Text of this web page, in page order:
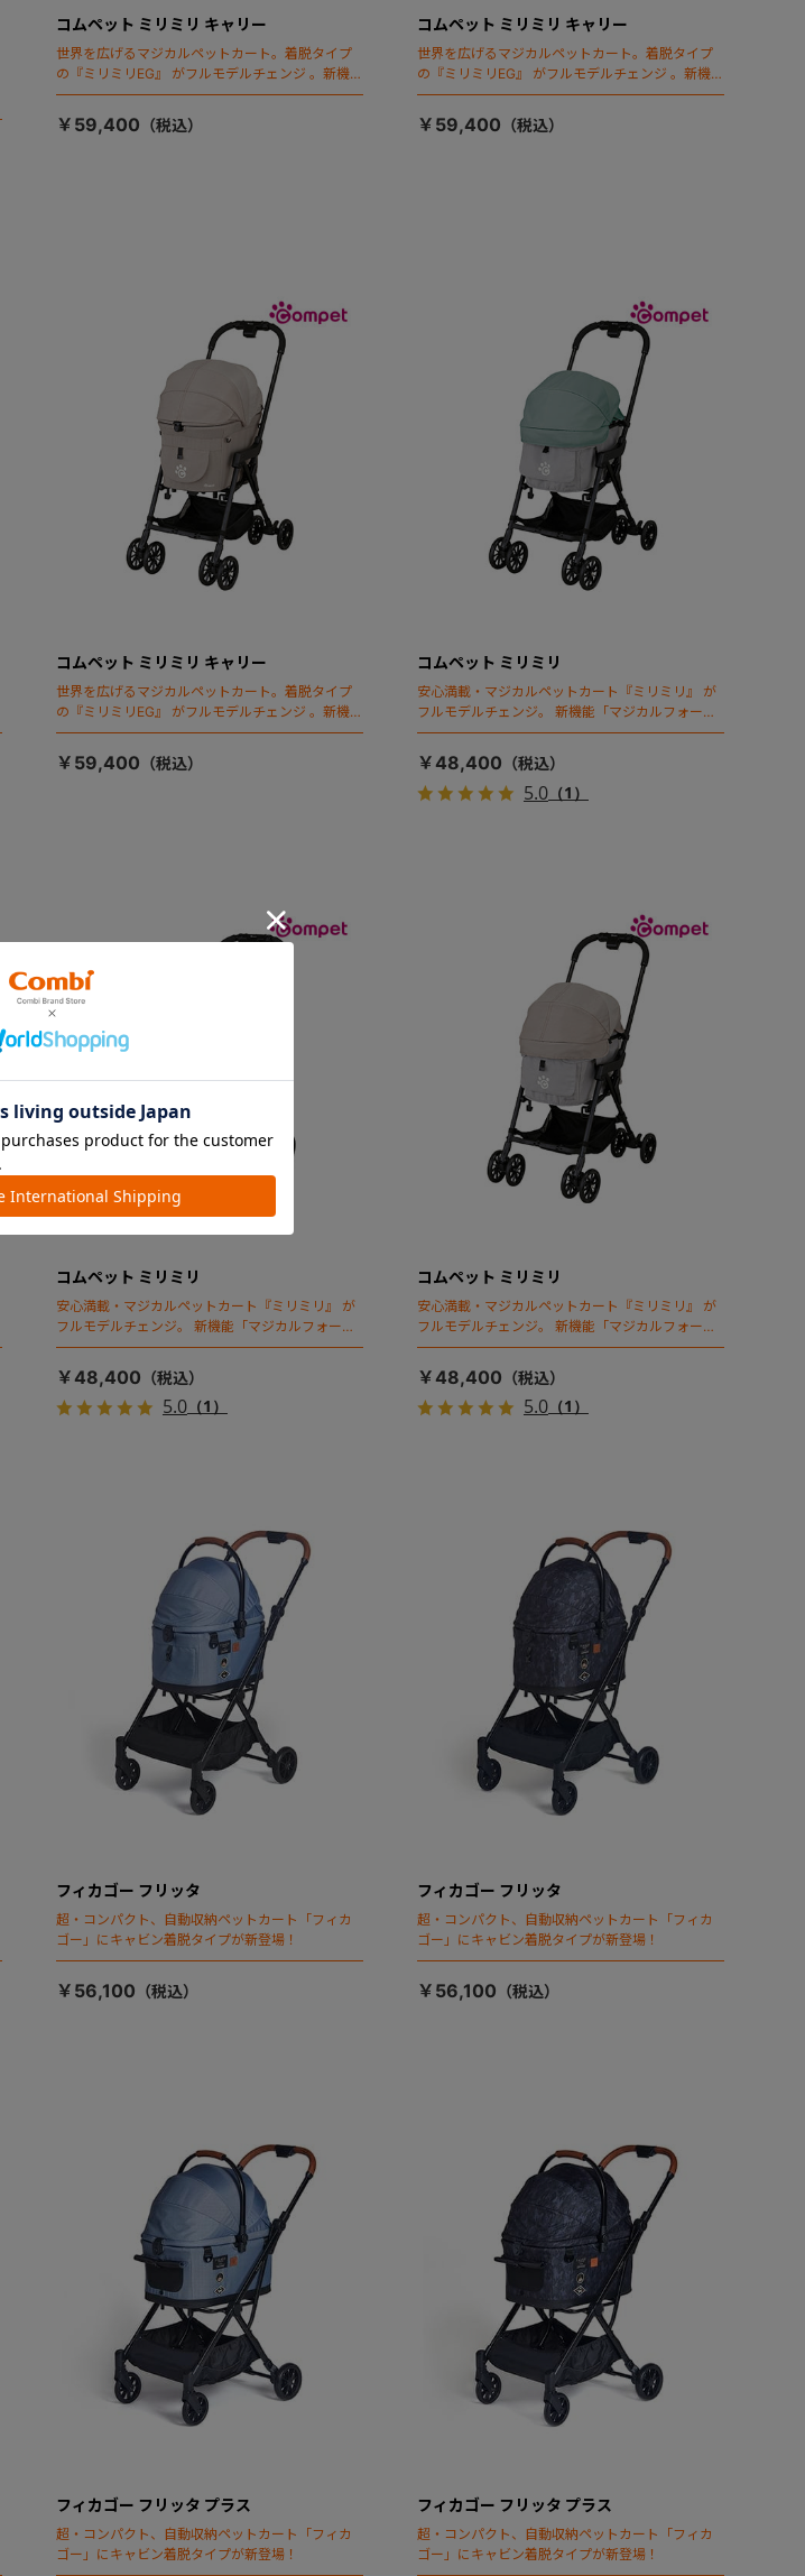
コムペット ミリミリ キャリー
世界を広げるマジカルペットカート。着脱タイプ
の『ミリミリEG』 がフルモデルチェンジ 。新機能
「マジカルフォールディング」搭載
￥59,400
コムペット ミリミリ キャリー
世界を広げるマジカルペットカート。着脱タイプ
の『ミリミリEG』 がフルモデルチェンジ 。新機能
「マジカルフォールディング」搭載
￥59,400
コムペット ミリミリ キャリー
世界を広げるマジカルペットカート。着脱タイプ
の『ミリミリEG』 がフルモデルチェンジ 。新機能
「マジカルフォールディング」搭載
￥59,400
コムペット ミリミリ
安心満載・マジカルペットカート『ミリミリ』 が
フルモデルチェンジ。 新機能「マジカルフォール
ディング」搭載
￥48,400
5.0（1）
コムペット ミリミリ
安心満載・マジカルペットカート『ミリミリ』 が
フルモデルチェンジ。 新機能「マジカルフォール
ディング」搭載
￥48,400
5.0（1）
コムペット ミリミリ
安心満載・マジカルペットカート『ミリミリ』 が
フルモデルチェンジ。 新機能「マジカルフォール
ディング」搭載
￥48,400
5.0（1）
フィカゴー フリッタ
超・コンパクト、自動収納ペットカート「フィカ
ゴー」にキャビン着脱タイプが新登場！
￥56,100
フィカゴー フリッタ
超・コンパクト、自動収納ペットカート「フィカ
ゴー」にキャビン着脱タイプが新登場！
￥56,100
フィカゴー フリッタ プラス
超・コンパクト、自動収納ペットカート「フィカ
ゴー」にキャビン着脱タイプが新登場！
フィカゴー フリッタ プラス
超・コンパクト、自動収納ペットカート「フィカ
ゴー」にキャビン着脱タイプが新登場！